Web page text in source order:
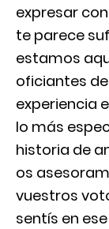
expresar
te parece
estamos
oficiantes
experiencia
lo más
historia de
os
vuestros
sentís en